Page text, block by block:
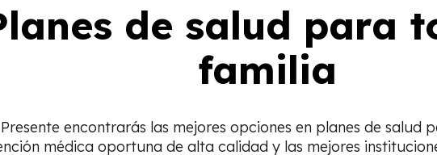
de salud para
familia
encontrarás las mejores opciones en planes de salud
médica oportuna de alta calidad y las mejores